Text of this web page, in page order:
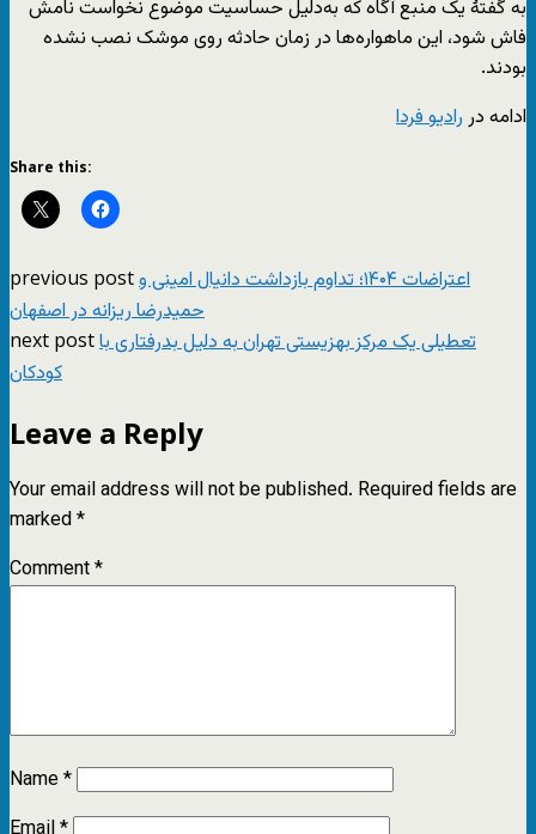
به گفتهٔ یک منبع آگاه که به‌دلیل حساسیت موضوع نخواست نامش
فاش شود، این ماهواره‌ها در زمان حادثه روی موشک نصب نشده
بودند.
ادامه در رادیو فردا
Share this:
previous postاعتراضات ۱۴۰۴؛ تداوم بازداشت دانیال امینی و
حمیدرضا ریزانه در اصفهان
next postتعطیلی یک مرکز بهزیستی تهران به دلیل بدرفتاری با
کودکان
Leave a Reply
Your email address will not be published. Required fields are
marked*
Comment*
Name*